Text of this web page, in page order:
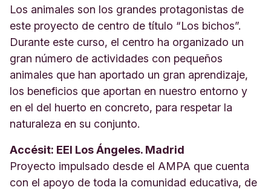
Los animales son los grandes protagonistas de
este proyecto de centro de título “Los bichos”.
Durante este curso, el centro ha organizado un
gran número de actividades con pequeños
animales que han aportado un gran aprendizaje,
los beneficios que aportan en nuestro entorno y
en el del huerto en concreto, para respetar la
naturaleza en su conjunto.
Accésit: EEI Los Ángeles. Madrid
Proyecto impulsado desde el AMPA que cuenta
con el apoyo de toda la comunidad educativa, de